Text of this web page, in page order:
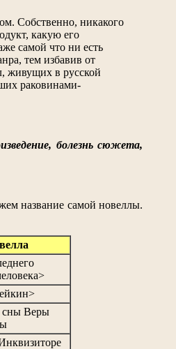
Собственно, никакого
какую его
самой что ни есть
тем избавив от
живущих в русской
раковинами-
болезнь сюжета,
название самой новеллы.
сны Веры